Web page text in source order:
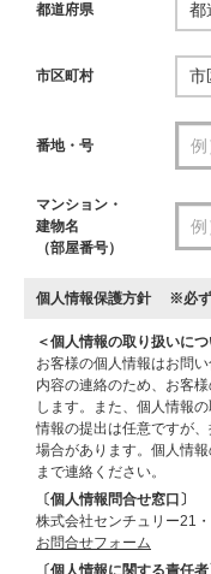
都道府県
市区町村
番地・号
マンション・
建物名
（部屋番号）
個人情報保護方針 ※必
＜個人情報の取り扱いにつ
お客様の個人情報はお問
内容の連絡のため、お客
します。また、個人情報
情報の提出は任意ですが
場合があります。個人情
まで連絡ください。
〔個人情報問合せ窓口〕
株式会社センチュリー21
お問合せフォーム
〔個人情報に関する責任者